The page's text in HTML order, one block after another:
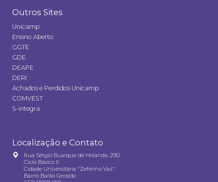
Outros Sites
Unicamp
Ensino Aberto
GGTE
GDE
DEAPE
DERI
Achados e Perdidos Unicamp
COMVEST
S-integra
Localização e Contato
Rua Sérgio Buarque de Holanda, 290
Ciclo Básico II
Cidade Universitária "Zeferino Vaz"
Bairro Barão Geraldo